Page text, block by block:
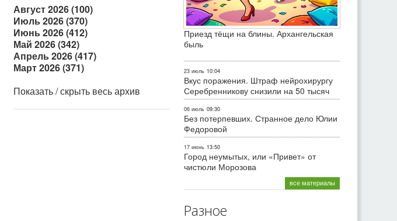
Август 2026 (100)
Июль 2026 (370)
Июнь 2026 (412)
Май 2026 (342)
Апрель 2026 (417)
Март 2026 (371)
Показать / скрыть весь архив
Приезд тёщи на блины. Архангельская
быль
23 июль 10:04
Вкус поражения. Штраф нейрохирургу
Серебренникову снизили на 50 тысяч
06 июль 09:30
Без потерпевших. Странное дело Юлии
Федоровой
17 июнь 13:50
Город неумытых, или «Привет» от
чистюли Морозова
все материалы
Разное